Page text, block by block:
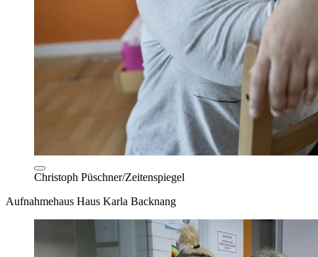
Christoph Püschner/Zeitenspiegel
Aufnahmehaus Haus Karla Backnang